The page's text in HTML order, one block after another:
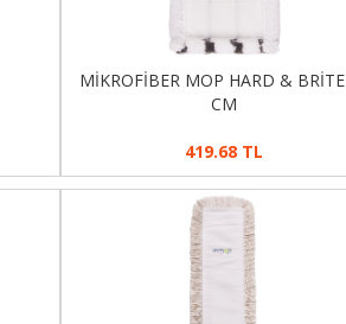
MİKROFİBER MOP HARD &
CM
419.68 TL